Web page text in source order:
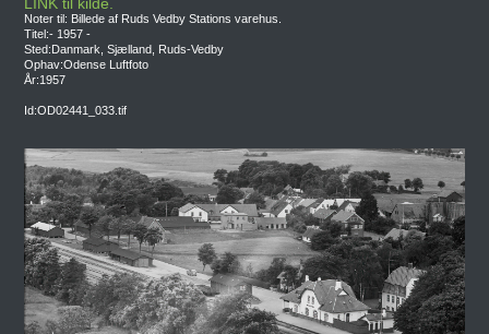
LINK til kilde.
Noter til: Billede af Ruds Vedby Stations varehus.
Titel:- 1957 -
Sted:Danmark, Sjælland, Ruds-Vedby
Ophav:Odense Luftfoto
År:1957
Id:OD02441_033.tif